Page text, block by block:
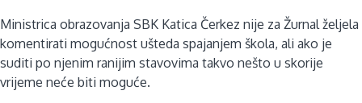
Ministrica obrazovanja SBK Katica Čerkez nije za Žurnal željela
komentirati mogućnost ušteda spajanjem škola, ali ako je
suditi po njenim ranijim stavovima takvo nešto u skorije
vrijeme neće biti moguće.